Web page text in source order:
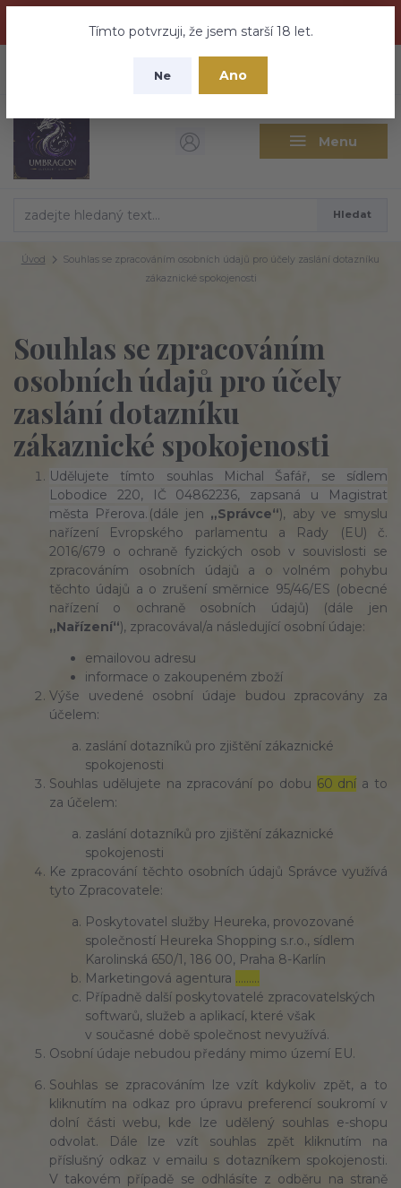
nebuďte vyděšeni zde najdete vše a ještě mnohem víc
Tímto potvrzuji, že jsem starší 18 let.
Ne Ano
Menu
CZK
Hledat
Úvod
Souhlas se zpracováním osobních údajů pro účely zaslání dotazníku
zákaznické spokojenosti
Souhlas se zpracováním
osobních údajů pro účely
zaslání dotazníku
zákaznické spokojenosti
Udělujete tímto souhlas
Michal Šafář, se sídlem
Lobodice 220, IČ 04862236, zapsaná u Magistrat
města Přerova. (dále jen „Správce“), aby ve smyslu
nařízení Evropského parlamentu a Rady (EU) č.
2016/679 o ochraně fyzických osob v souvislosti se
zpracováním osobních údajů a o volném pohybu
těchto údajů a o zrušení směrnice 95/46/ES (obecné
nařízení o ochraně osobních údajů) (dále jen
„Nařízení“), zpracovával/a následující osobní údaje:
emailovou adresu
informace o zakoupeném zboží
Výše uvedené osobní údaje budou zpracovány za
účelem:
zaslání dotazníků pro zjištění zákaznické
spokojenosti
Souhlas udělujete na zpracování po dobu 60 dní a to
za účelem:
zaslání dotazníků pro zjištění zákaznické
spokojenosti
Ke zpracování těchto osobních údajů Správce využívá
tyto Zpracovatele:
Poskytovatel služby Heureka, provozované
společností Heureka Shopping s.r.o., sídlem
Karolinská 650/1, 186 00, Praha 8-Karlín
Marketingová agentura ………
Případně další poskytovatelé zpracovatelských
softwarů, služeb a aplikací, které však
v současné době společnost nevyužívá.
Osobní údaje nebudou předány mimo území EU.
Souhlas se zpracováním lze vzít kdykoliv zpět, a to
kliknutím na odkaz pro úpravu preferencí soukromí v
dolní části webu, kde lze udělený souhlas e-shopu
odvolat. Dále lze vzít souhlas zpět kliknutím na
příslušný odkaz v emailu s dotazníkem spokojenosti.
V takovém případě se odhlásíte z odběru na straně